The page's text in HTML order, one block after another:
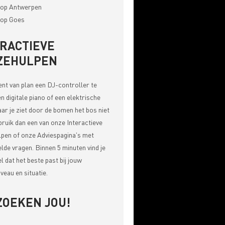
Antwerpen
Goes
van plan een DJ-controller te
digitale piano of een elektrische
je ziet door de bomen het bos niet
dan een van onze Interactieve
of onze Adviespagina's met
vragen . Binnen 5 minuten vind je
dat het beste past bij jouw
en situatie.
JOU!